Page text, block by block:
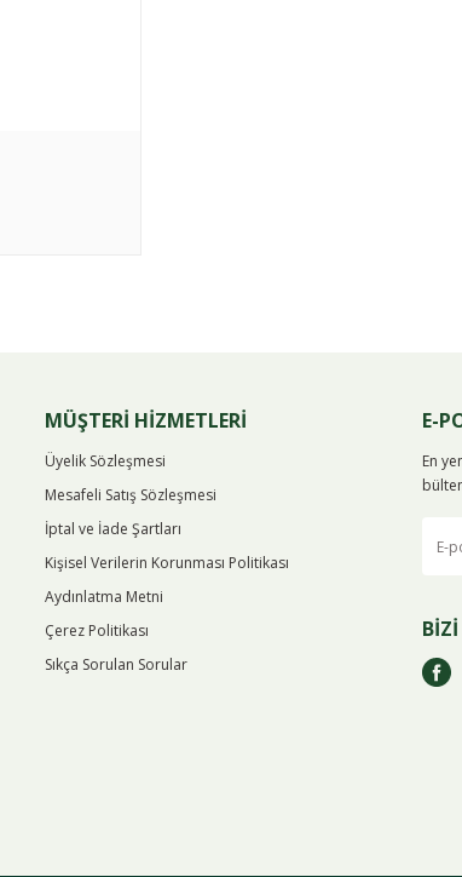
MÜŞTERİ HİZMETLERİ
Üyelik Sözleşmesi
Mesafeli Satış Sözleşmesi
İptal ve İade Şartları
Kişisel Verilerin Korunması Politikası
Aydınlatma Metni
Çerez Politikası
Sıkça Sorulan Sorular
E-
En